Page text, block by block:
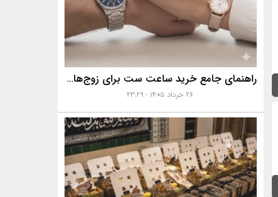
راهنمای جامع خرید ساعت ست برای زوج‌های موفق
۲۶ خرداد ۱۴۰۵ - ۲۳:۲۹